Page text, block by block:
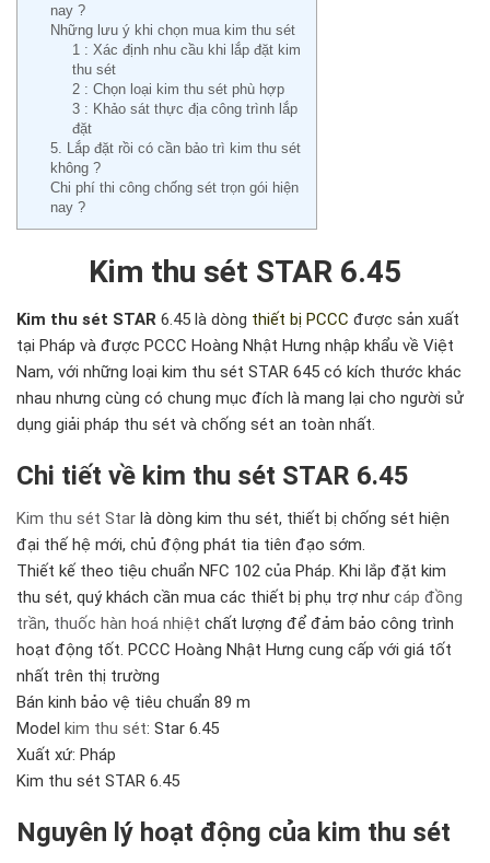
nay ?
Những lưu ý khi chọn mua kim thu sét
1 : Xác định nhu cầu khi lắp đặt kim
thu sét
2 : Chọn loại kim thu sét phù hợp
3 : Khảo sát thực địa công trình lắp
đặt
5. Lắp đặt rồi có cần bảo trì kim thu sét
không ?
Chi phí thi công chống sét trọn gói hiện
nay ?
Kim thu sét STAR 6.45
Kim thu sét STAR 6.45 là dòng thiết bị PCCC được sản xuất
tại Pháp và được PCCC Hoàng Nhật Hưng nhập khẩu về Việt
Nam, với những loại kim thu sét STAR 645 có kích thước khác
nhau nhưng cùng có chung mục đích là mang lại cho người sử
dụng giải pháp thu sét và chống sét an toàn nhất.
Chi tiết về kim thu sét STAR 6.45
Kim thu sét Star là dòng kim thu sét, thiết bị chống sét hiện
đại thế hệ mới, chủ động phát tia tiên đạo sớm.
Thiết kế theo tiệu chuẩn NFC 102 của Pháp. Khi lắp đặt kim
thu sét, quý khách cần mua các thiết bị phụ trợ như cáp đồng
trần, thuốc hàn hoá nhiệt chất lượng để đảm bảo công trình
hoạt động tốt. PCCC Hoàng Nhật Hưng cung cấp với giá tốt
nhất trên thị trường
Bán kinh bảo vệ tiêu chuẩn 89 m
Model kim thu sét: Star 6.45
Xuất xứ: Pháp
Kim thu sét STAR 6.45
Nguyên lý hoạt động của kim thu sét